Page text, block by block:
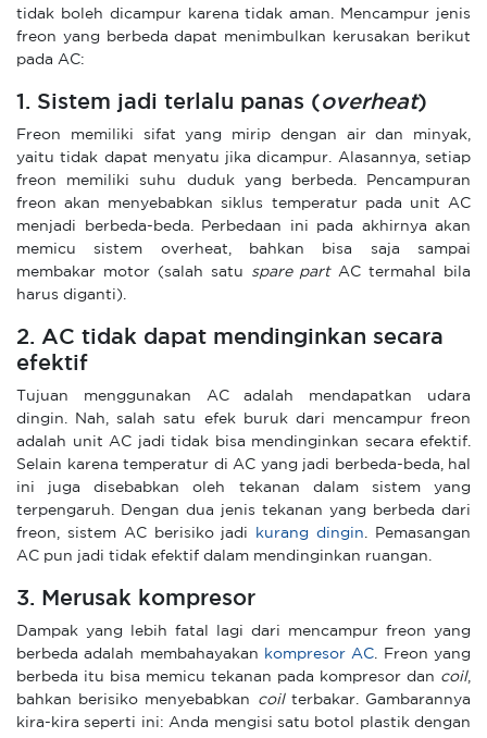
tidak boleh dicampur karena tidak aman. Mencampur jenis
freon yang berbeda dapat menimbulkan kerusakan berikut
pada AC:
1. Sistem jadi terlalu panas (overheat)
Freon memiliki sifat yang mirip dengan air dan minyak,
yaitu tidak dapat menyatu jika dicampur. Alasannya, setiap
freon memiliki suhu duduk yang berbeda. Pencampuran
freon akan menyebabkan siklus temperatur pada unit AC
menjadi berbeda-beda. Perbedaan ini pada akhirnya akan
memicu sistem overheat, bahkan bisa saja sampai
membakar motor (salah satu
spare partAC termahal bila
harus diganti).
2. AC tidak dapat mendinginkan secara
efektif
Tujuan menggunakan AC adalah mendapatkan udara
dingin. Nah, salah satu efek buruk dari mencampur freon
adalah unit AC jadi tidak bisa mendinginkan secara efektif.
Selain karena temperatur di AC yang jadi berbeda-beda, hal
ini juga disebabkan oleh tekanan dalam sistem yang
terpengaruh. Dengan dua jenis tekanan yang berbeda dari
freon, sistem AC berisiko jadi
kurang dingin . Pemasangan
AC pun jadi tidak efektif dalam mendinginkan ruangan.
3. Merusak kompresor
Dampak yang lebih fatal lagi dari mencampur freon yang
berbeda adalah membahayakan
kompresor AC . Freon yang
berbeda itu bisa memicu tekanan pada kompresor dan coil,
bahkan berisiko menyebabkan
coil terbakar. Gambarannya
kira-kira seperti ini: Anda mengisi satu botol plastik dengan